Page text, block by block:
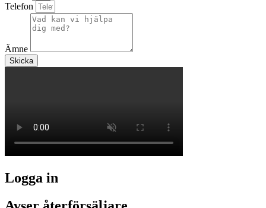
Telefon
Ämne
Skicka
Logga in